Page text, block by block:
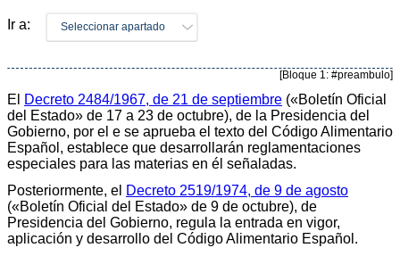
Ir a: Seleccionar apartado
[Bloque 1: #preambulo]
El Decreto 2484/1967, de 21 de septiembre («Boletín Oficial
del Estado» de 17 a 23 de octubre), de la Presidencia del
Gobierno, por el e se aprueba el texto del Código Alimentario
Español, establece que desarrollarán reglamentaciones
especiales para las materias en él señaladas.
Posteriormente, el Decreto 2519/1974, de 9 de agosto
(«Boletín Oficial del Estado» de 9 de octubre), de
Presidencia del Gobierno, regula la entrada en vigor,
aplicación y desarrollo del Código Alimentario Español.